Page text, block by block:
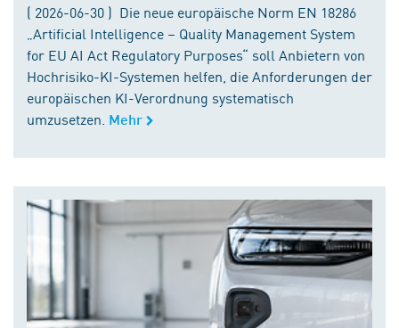
( 2026-06-30 ) Die neue europäische Norm EN 18286
„Artificial Intelligence – Quality Management System
for EU AI Act Regulatory Purposes“ soll Anbietern von
Hochrisiko-KI-Systemen helfen, die Anforderungen der
europäischen KI-Verordnung systematisch
umzusetzen. Mehr